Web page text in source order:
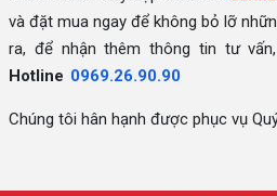
và đặt mua ngay để không bỏ lỡ
ra, để nhận thêm thông tin tư
Hotline 0969.26.90.90
Chúng tôi hân hạnh được phục vụ